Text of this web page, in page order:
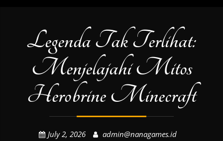
Legenda Tak Terlihat:
Menjelajahi Mitos
Herobrine Minecraft
July 2, 2026 admin@nanagames.id